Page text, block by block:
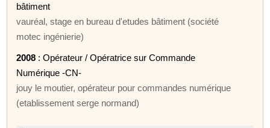
bâtiment
vauréal, stage en bureau d'etudes bâtiment (société
motec ingénierie)
2008 : Opérateur / Opératrice sur Commande
Numérique -CN-
jouy le moutier, opérateur pour commandes numérique
(etablissement serge normand)